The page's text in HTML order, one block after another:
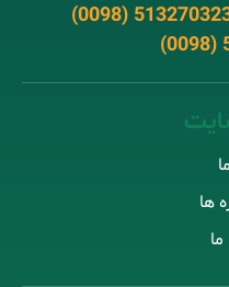
(0098)
(0098)
ها
ما